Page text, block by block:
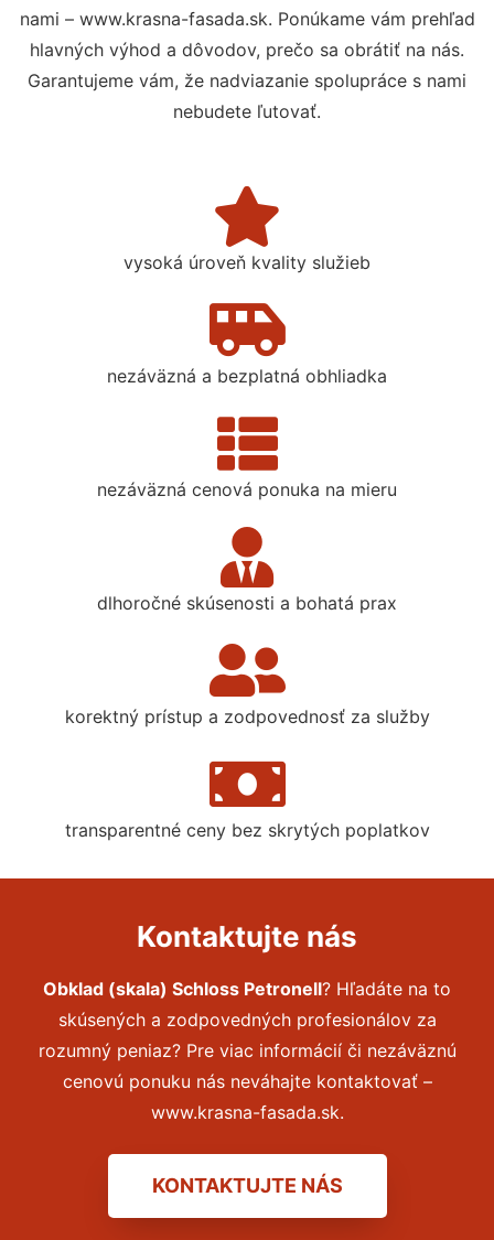
nami – www.krasna-fasada.sk. Ponúkame vám prehľad
hlavných výhod a dôvodov, prečo sa obrátiť na nás.
Garantujeme vám, že nadviazanie spolupráce s nami
nebudete ľutovať.
vysoká úroveň kvality služieb
nezáväzná a bezplatná obhliadka
nezáväzná cenová ponuka na mieru
dlhoročné skúsenosti a bohatá prax
korektný prístup a zodpovednosť za služby
transparentné ceny bez skrytých poplatkov
Kontaktujte nás
Obklad (skala) Schloss Petronell? Hľadáte na to
skúsených a zodpovedných profesionálov za
rozumný peniaz? Pre viac informácií či nezáväznú
cenovú ponuku nás neváhajte kontaktovať –
www.krasna-fasada.sk.
KONTAKTUJTE NÁS